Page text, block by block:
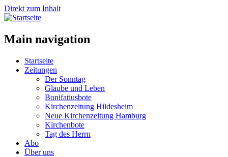
Direkt zum Inhalt
Main navigation
Startseite
Zeitungen
Der Sonntag
Glaube und Leben
Bonifatiusbote
Kirchenzeitung Hildesheim
Neue Kirchenzeitung Hamburg
Kirchenbote
Tag des Herrn
Abo
Über uns